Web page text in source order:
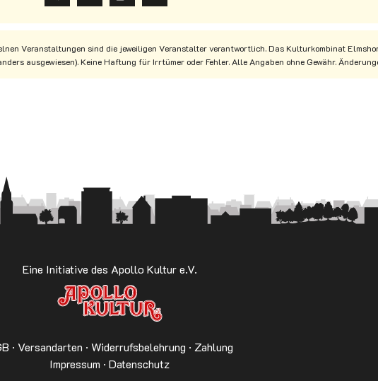
Veranstaltungen sind die jeweiligen Veranstalter verantwortlich. Das Kulturkombinat
ausgewiesen). Keine Haftung für Irrtümer oder Fehler. Alle Angaben ohne Gewähr.
Eine Initiative des Apollo Kultur e.V.
· Versandarten · Widerrufsbelehrung · Zahlung
Impressum · Datenschutz